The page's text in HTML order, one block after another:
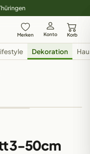
Merken Konto Korb
Dekoration
3-50cm